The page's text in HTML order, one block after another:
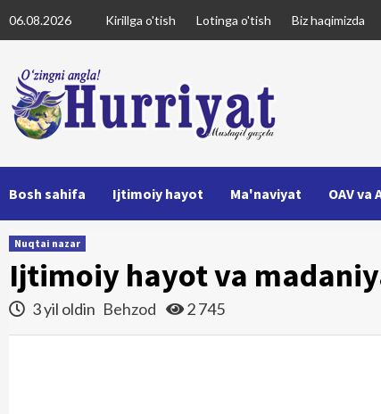
to
06.08.2026 Kirillga o'tish Lotinga o'tish Biz haqimizda
Bosh sahifa Ijtimoiy hayot Ma'naviyat OAV va
Nuqtai nazar
Ijtimoiy hayot va
3 yil oldin Behzod 2 745